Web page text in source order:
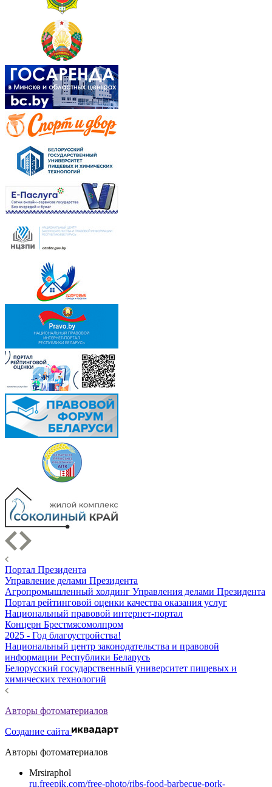
Портал Президента
Управление делами Президента
Агропромышленный холдинг Управления делами Президента
Портал рейтинговой оценки качества оказания услуг
Национальный правовой интернет-портал
Концерн Брестмясомолпром
2025 - Год благоустройства!
Национальный центр законодательства и правовой
информации Республики Беларусь
Белорусский государственный университет пищевых и
химических технологий
Авторы фотоматериалов
Создание сайта
Авторы фотоматериалов
Mrsiraphol
ru.freepik.com/free-photo/ribs-food-barbecue-pork-